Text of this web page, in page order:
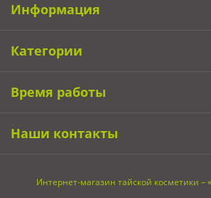
Информация
Категории
Время работы
Наши контакты
Интернет-магазин тайской косметики –